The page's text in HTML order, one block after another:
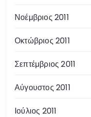
Νοέμβριος 2011
Οκτώβριος 2011
Σεπτέμβριος 2011
Αύγουστος 2011
Ιούλιος 2011